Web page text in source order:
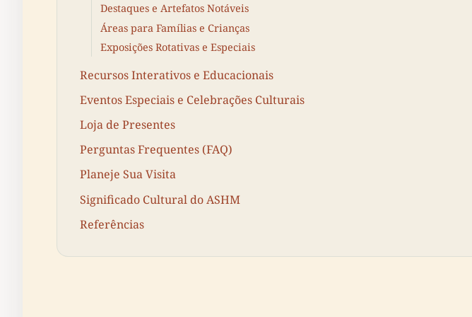
Destaques e Artefatos Notáveis
Áreas para Famílias e Crianças
Exposições Rotativas e Especiais
Recursos Interativos e Educacionais
Eventos Especiais e Celebrações Culturais
Loja de Presentes
Perguntas Frequentes (FAQ)
Planeje Sua Visita
Significado Cultural do ASHM
Referências